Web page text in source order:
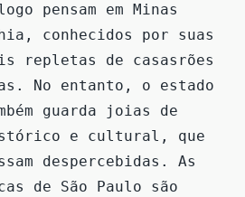
pensam em Minas
conhecidos por suas
repletas de casasrões
No entanto, o estado
guarda joias de
e cultural, que
despercebidas. As
de São Paulo são